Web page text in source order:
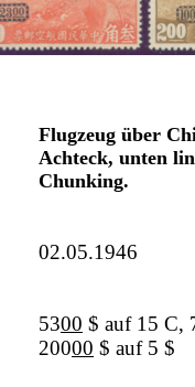
Flugzeug über
Achteck, unten
Chunking.
02.05.1946
5300 $ auf 15 C,
20000 $ auf 5 $